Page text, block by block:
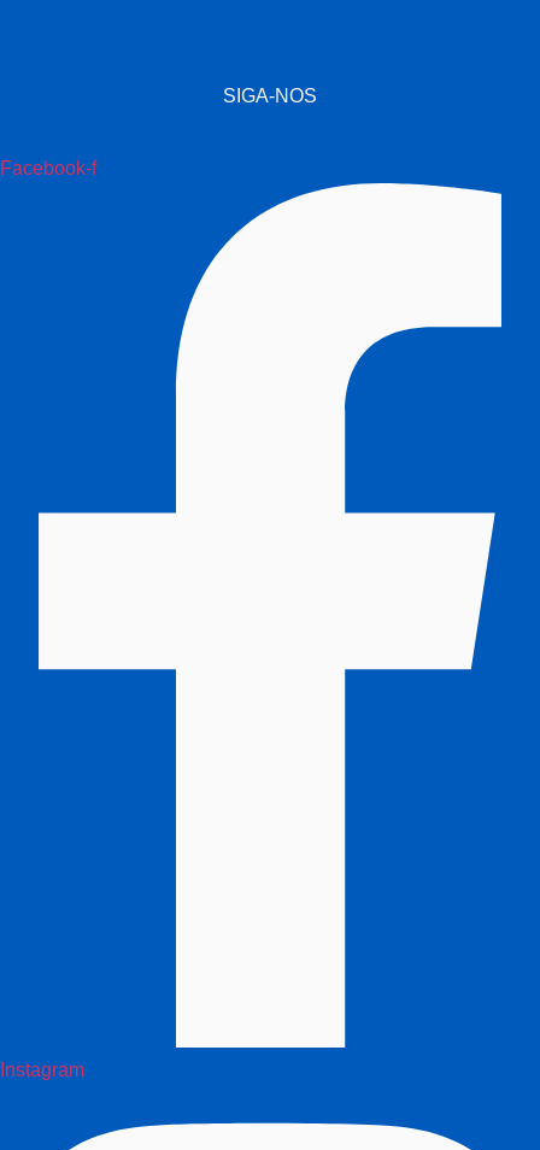
SIGA-NOS
Facebook-f
Instagram